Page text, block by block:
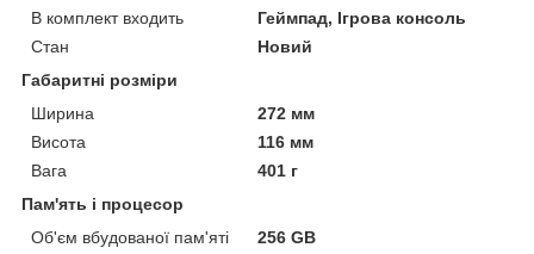
В комплект входить
Геймпад, Ігрова консоль
Стан
Новий
Габаритні розміри
Ширина
272 мм
Висота
116 мм
Вага
401 г
Пам'ять і процесор
Об'єм вбудованої пам'яті
256 GB